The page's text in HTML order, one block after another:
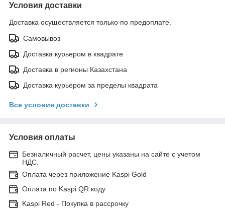
Условия доставки
Доставка осуществляется только по предоплате.
Самовывоз
Доставка курьером в квадрате
Доставка в регионы Казахстана
Доставка курьером за пределы квадрата
Все условия доставки
Условия оплаты
Безналичный расчет, цены указаны на сайте с учетом
НДС.
Оплата через приложение Kaspi Gold
Оплата по Kaspi QR коду
Kaspi Red - Покупка в рассрочку